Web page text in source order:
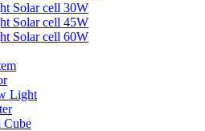
Solar cell 30W
Solar cell 45W
Solar cell 60W
Light
Cube